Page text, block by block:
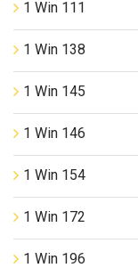
1 Win 111
1 Win 138
1 Win 145
1 Win 146
1 Win 154
1 Win 172
1 Win 196